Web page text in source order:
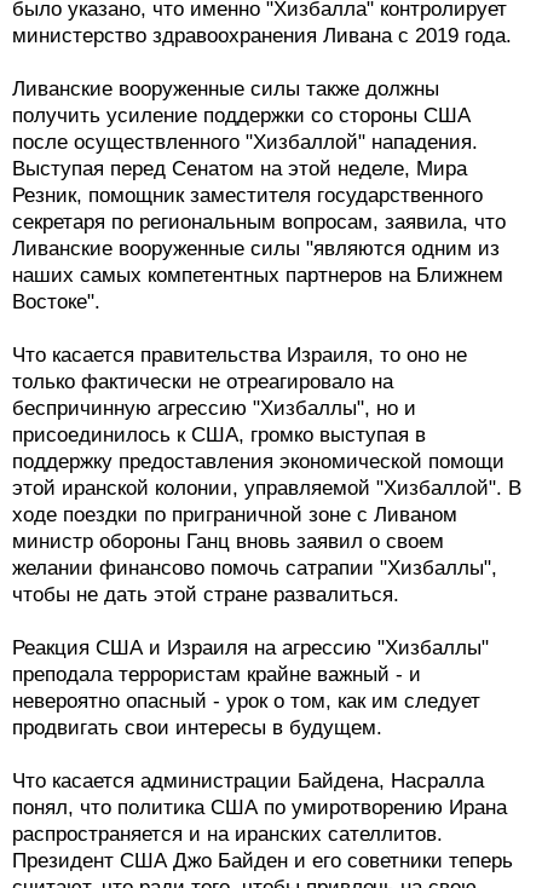
было указано, что именно "Хизбалла" контролирует
министерство здравоохранения Ливана с 2019 года.
Ливанские вооруженные силы также должны
получить усиление поддержки со стороны США
после осуществленного "Хизбаллой" нападения.
Выступая перед Сенатом на этой неделе, Мира
Резник, помощник заместителя государственного
секретаря по региональным вопросам, заявила, что
Ливанские вооруженные силы "являются одним из
наших самых компетентных партнеров на Ближнем
Востоке".
Что касается правительства Израиля, то оно не
только фактически не отреагировало на
беспричинную агрессию "Хизбаллы", но и
присоединилось к США, громко выступая в
поддержку предоставления экономической помощи
этой иранской колонии, управляемой "Хизбаллой". В
ходе поездки по приграничной зоне с Ливаном
министр обороны Ганц вновь заявил о своем
желании финансово помочь сатрапии "Хизбаллы",
чтобы не дать этой стране развалиться.
Реакция США и Израиля на агрессию "Хизбаллы"
преподала террористам крайне важный - и
невероятно опасный - урок о том, как им следует
продвигать свои интересы в будущем.
Что касается администрации Байдена, Насралла
понял, что политика США по умиротворению Ирана
распространяется и на иранских сателлитов.
Президент США Джо Байден и его советники теперь